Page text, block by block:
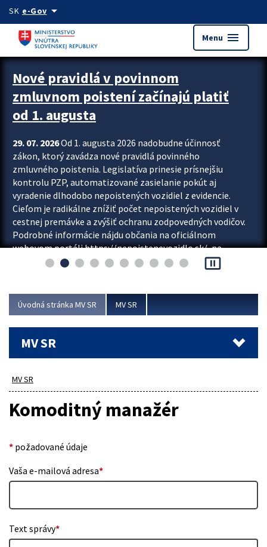
Preskocit na hlavný obsah
SK e-Govarrow_drop_down
Menu menu
Zastavit automatický posun upútavok
Nové pravidlá v povinnom
zmluvnom poistení začínajú platiť
od 1. augusta
29. 07. 2026Od 1. augusta 2026 nadobudne účinnosť
zákon, ktorý zavádza nové pravidlá povinného
zmluvného poistenia. Legislatíva prinesie prísnejšiu
kontrolu PZP, automatizované zasielanie pokút aj
vyradenie dlhodobo nepoistených vozidiel z evidencie.
Cieľom je radikálne znížiť počet nepoistených vozidiel v
cestnej premávke a zvýšiť ochranu zodpovedných vodičov.
Podrobné informácie nájdu občania na oficiálnom
webovom portáli https://nepoistenevozidlo.sk/, na
ktorom od augusta pribudne aj možnosť overiť si...
pause_presentation
Úvodná stránka MV SR MV SR
MV SR
MV SR
Komoditný manažér
* požadované údaje
Vaša e-mailová adresa*
Text správy*